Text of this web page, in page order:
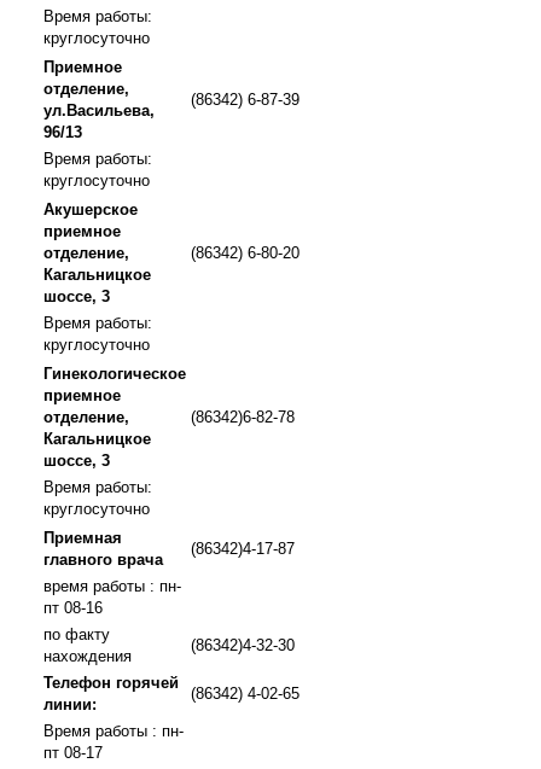
Время работы:
круглосуточно
Приемное
отделение,
ул.Васильева,
96/13
(86342) 6-87-39
Время работы:
круглосуточно
Акушерское
приемное
отделение,
Кагальницкое
шоссе, 3
(86342) 6-80-20
Время работы:
круглосуточно
Гинекологическое
приемное
отделение,
Кагальницкое
шоссе, 3
(86342)6-82-78
Время работы:
круглосуточно
Приемная
главного врача
(86342)4-17-87
время работы : пн-
пт 08-16
по факту
нахождения
(86342)4-32-30
Телефон горячей
линии:
(86342) 4-02-65
Время работы : пн-
пт 08-17